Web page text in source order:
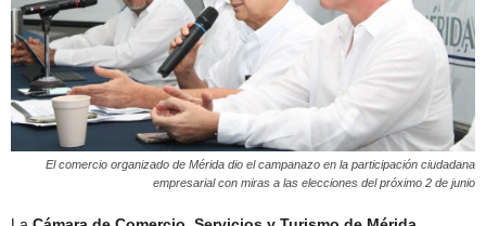
El comercio organizado de Mérida dio el campanazo en la participación ciudadana
empresarial con miras a las elecciones del próximo 2 de junio